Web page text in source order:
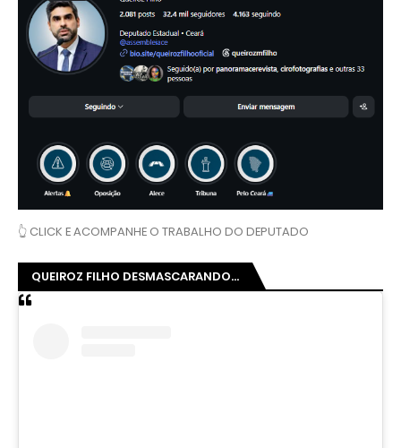
👆 CLICK E ACOMPANHE O TRABALHO DO DEPUTADO
QUEIROZ FILHO DESMASCARANDO...